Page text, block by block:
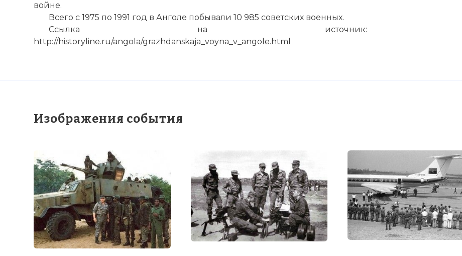
войне.
Всего с 1975 по 1991 год в Анголе побывали 10 985 советских военных.
Ссылка на источник:
http://historyline.ru/angola/grazhdanskaja_voyna_v_angole.html
Изображения события